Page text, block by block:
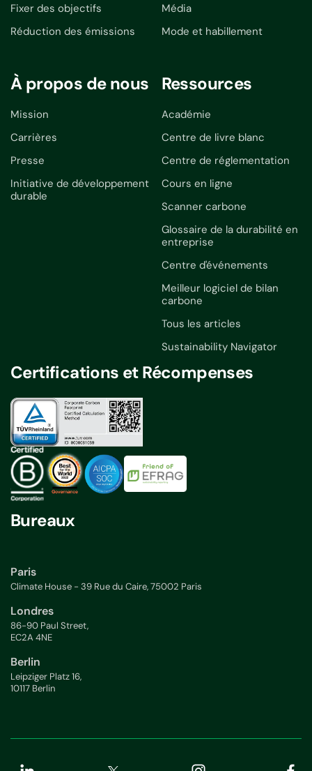
Fixer des objectifs
Réduction des émissions
Média
Mode et habillement
À propos de nous
Mission
Carrières
Presse
Initiative de développement
durable
Ressources
Académie
Centre de livre blanc
Centre de réglementation
Cours en ligne
Scanner carbone
Glossaire de la durabilité en
entreprise
Centre d'événements
Meilleur logiciel de bilan
carbone
Tous les articles
Sustainability Navigator
Certifications et Récompenses
Bureaux
Paris
Climate House - 39 Rue du Caire, 75002 Paris
Londres
86-90 Paul Street,
EC2A 4NE
Berlin
Leipziger Platz 16,
10117 Berlin